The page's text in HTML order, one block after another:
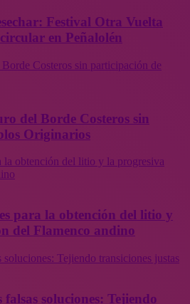
Festival Otra Vuelta
en Peñalolén
Costeros sin participación de
del Borde Costeros sin
Originarios
la obtención del litio y la progresiva
para la obtención del litio y
del Flamenco andino
soluciones: Tejiendo transiciones justas
falsas soluciones: Tejiendo